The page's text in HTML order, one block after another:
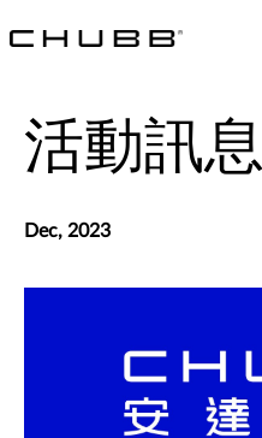
活動訊息
Dec, 2023